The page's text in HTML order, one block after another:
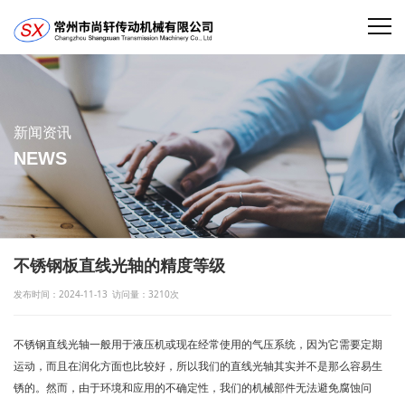
新闻资讯
NEWS
不锈钢板直线光轴的精度等级
发布时间：2024-11-13 访问量：3210次
不锈钢直线光轴一般用于液压机或现在经常使用的气压系统，因为它需要定期
运动，而且在润化方面也比较好，所以我们的直线光轴其实并不是那么容易生
锈的。然而，由于环境和应用的不确定性，我们的机械部件无法避免腐蚀问